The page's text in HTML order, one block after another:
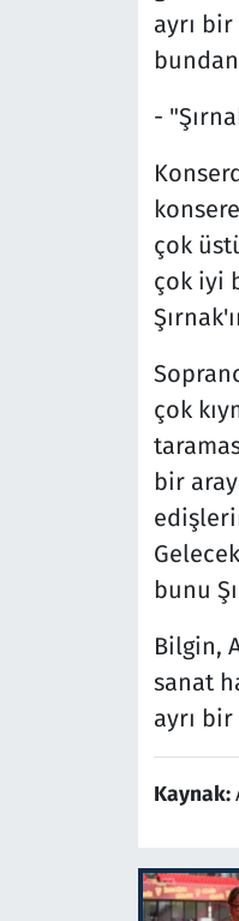
ayrı
-
çok
çok iyi
çok
bir
bunu
Bilgin,
sanat
ayrı
Kaynak: